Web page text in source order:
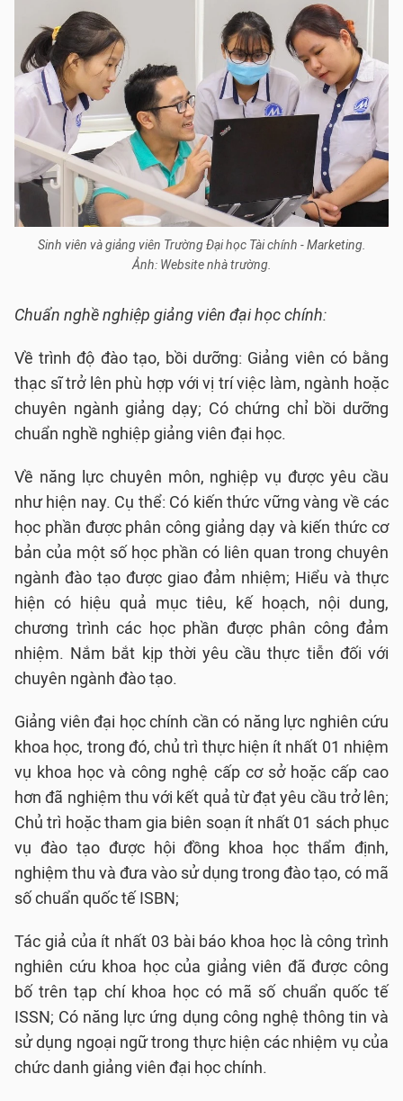
Sinh viên và giảng viên Trường Đại học Tài chính - Marketing.
Ảnh: Website nhà trường.
Chuẩn nghề nghiệp giảng viên đại học chính:
Vềtrình độ đào tạo, bồi dưỡng: Giảng viên có bằng
thạc sĩ trở lên phù hợp với vị trí việc làm, ngành hoặc
chuyên ngành giảng dạy; Có chứng chỉ bồi dưỡng
chuẩn nghề nghiệp giảng viên đại học.
Về năng lực chuyên môn, nghiệp vụ được yêu cầu
như hiện nay. Cụ thể: Có kiến thức vững vàng về các
học phần được phân công giảng dạy và kiến thức cơ
bản của một số học phần có liên quan trong chuyên
ngành đào tạo được giao đảm nhiệm; Hiểu và thực
hiện có hiệu quả mục tiêu, kế hoạch, nội dung,
chương trình các học phần được phân công đảm
nhiệm. Nắm bắt kịp thời yêu cầu thực tiễn đối với
chuyên ngành đào tạo.
Giảng viên đại học chính cần có năng lực nghiên cứu
khoa học, trong đó, chủ trì thực hiện ít nhất 01 nhiệm
vụ khoa học và công nghệ cấp cơ sở hoặc cấp cao
hơn đã nghiệm thu với kết quả từ đạt yêu cầu trở lên;
Chủ trì hoặc tham gia biên soạn ít nhất 01 sách phục
vụ đào tạo được hội đồng khoa học thẩm định,
nghiệm thu và đưa vào sử dụng trong đào tạo, có mã
số chuẩn quốc tế ISBN;
Tác giả của ít nhất 03 bài báo khoa học là công trình
nghiên cứu khoa học của giảng viên đã được công
bố trên tạp chí khoa học có mã số chuẩn quốc tế
ISSN; Có năng lực ứng dụng công nghệ thông tin và
sử dụng ngoại ngữ trong thực hiện các nhiệm vụ của
chức danh giảng viên đại học chính.